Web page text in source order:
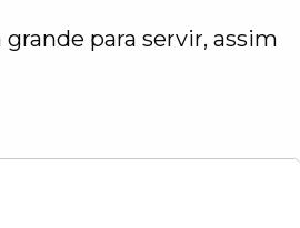
para servir, assim